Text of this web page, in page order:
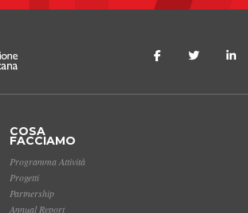
COSA
FACCIAMO
Programma Attività
Progetti
Partnership
Annual Report